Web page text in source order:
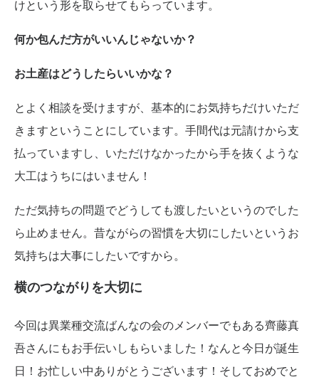
けという形を取らせてもらっています。
何か包んだ方がいいんじゃないか？
お土産はどうしたらいいかな？
とよく相談を受けますが、基本的にお気持ちだけいただ
きますということにしています。手間代は元請けから支
払っていますし、いただけなかったから手を抜くような
大工はうちにはいません！
ただ気持ちの問題でどうしても渡したいというのでした
ら止めません。昔ながらの習慣を大切にしたいというお
気持ちは大事にしたいですから。
横のつながりを大切に
今回は異業種交流ばんなの会のメンバーでもある齊藤真
吾さんにもお手伝いしもらいました！なんと今日が誕生
日！お忙しい中ありがとうございます！そしておめでと